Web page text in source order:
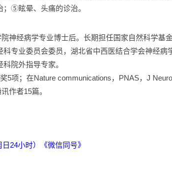
⑤眩晕、头痛的诊治。
神经病学专业博士后。长期担任国家自然科学基
专业委员会委员，湖北省中西医结合学会神经病
院外指导专家。
5项；在Nature communications，PNAS，J
作者15篇。
日24小时）《微信同号》